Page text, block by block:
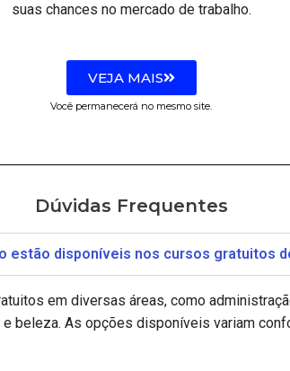
suas chances no mercado de trabalho.
VEJA MAIS
Você permanecerá no mesmo site.
Dúvidas Frequentes
estão disponíveis nos cursos gratuitos
em diversas áreas, como
beleza. As opções disponíveis variam